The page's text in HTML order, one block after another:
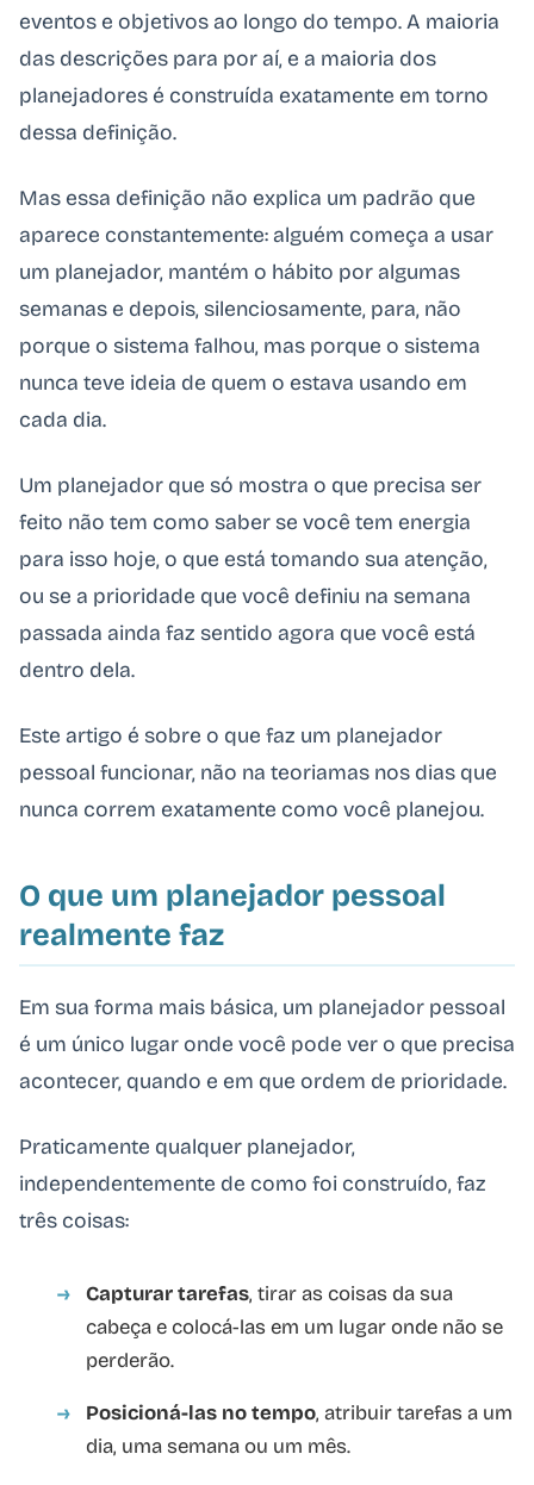
eventos e objetivos ao longo do tempo. A maioria
das descrições para por aí, e a maioria dos
planejadores é construída exatamente em torno
dessa definição.
Mas essa definição não explica um padrão que
aparece constantemente: alguém começa a usar
um planejador, mantém o hábito por algumas
semanas e depois, silenciosamente, para, não
porque o sistema falhou, mas porque o sistema
nunca teve ideia de quem o estava usando em
cada dia.
Um planejador que só mostra o que precisa ser
feito não tem como saber se você tem energia
para isso hoje, o que está tomando sua atenção,
ou se a prioridade que você definiu na semana
passada ainda faz sentido agora que você está
dentro dela.
Este artigo é sobre o que faz um planejador
pessoal funcionar, não na teoriamas nos dias que
nunca correm exatamente como você planejou.
O que um planejador pessoal
realmente faz
Em sua forma mais básica, um planejador pessoal
é um único lugar onde você pode ver o que precisa
acontecer, quando e em que ordem de prioridade.
Praticamente qualquer planejador,
independentemente de como foi construído, faz
três coisas:
Capturar tarefas, tirar as coisas da sua
cabeça e colocá-las em um lugar onde não se
perderão.
Posicioná-las no tempo, atribuir tarefas a um
dia, uma semana ou um mês.